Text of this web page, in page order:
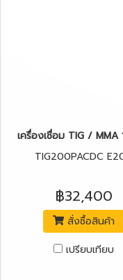
เครื่องเชื่อม TIG / MMA
TIG200PACDC
฿32,400
สั่งซื้อสินค้า
เปรียบเทียบ